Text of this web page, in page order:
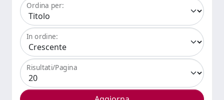
Ordina per:
In ordine:
Risultati/Pagina